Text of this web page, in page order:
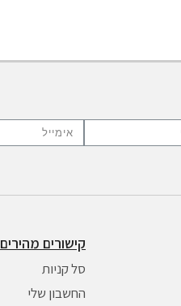
קישורים מהירים
סל קניות
החשבון שלי